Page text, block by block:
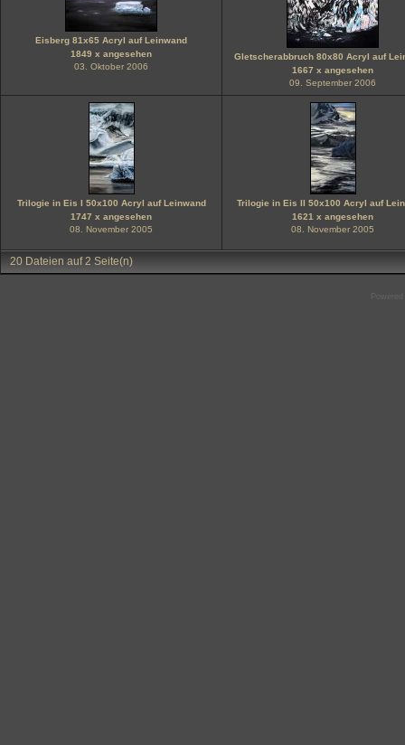
Eisberg 81x65 Acryl auf Leinwand
1849 x angesehen
03. Oktober 2006
Gletscherabbruch 80x80 Acryl auf
1667 x angesehen
09. September 2006
Trilogie in Eis I 50x100 Acryl auf Leinwand
1747 x angesehen
08. November 2005
Trilogie in Eis II 50x100 Acryl auf
1621 x angesehen
08. November 2005
20 Dateien auf 2 Seite(n)